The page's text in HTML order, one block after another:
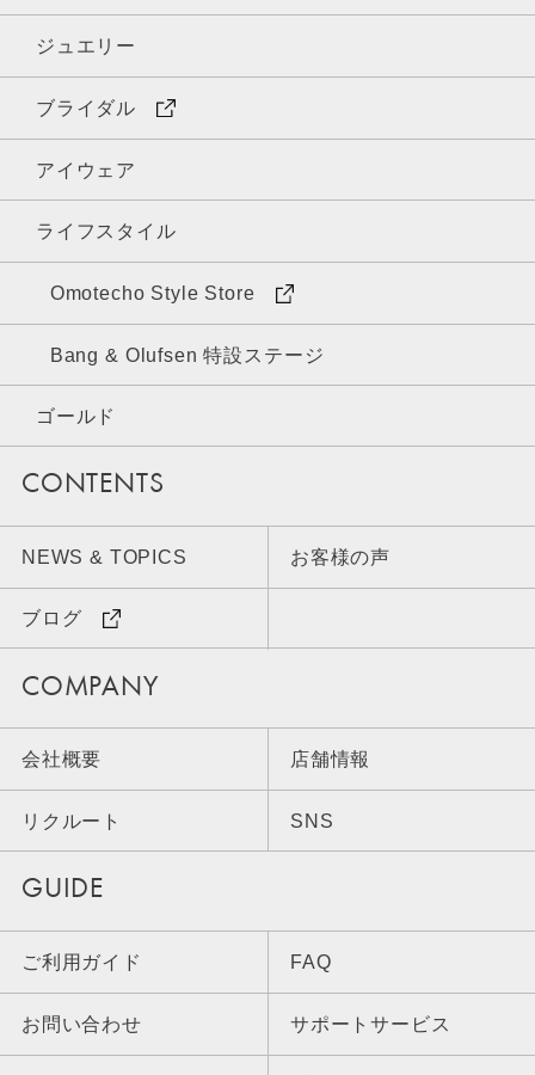
ジュエリー
ブライダル
アイウェア
ライフスタイル
Omotecho Style Store
Bang & Olufsen 特設ステージ
ゴールド
CONTENTS
NEWS & TOPICS お客様の声
ブログ
COMPANY
会社概要 店舗情報
リクルート SNS
GUIDE
ご利用ガイド FAQ
お問い合わせ サポートサービス